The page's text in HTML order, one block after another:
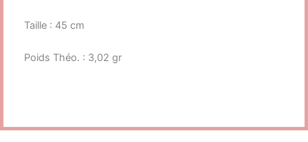
Taille : 45 cm
Poids Théo. : 3,02 gr